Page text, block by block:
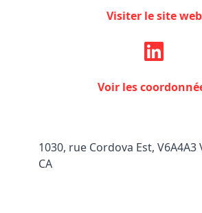
Visiter le site web
Voir les
1030, rue Cordova Est, V6A4A3
CA